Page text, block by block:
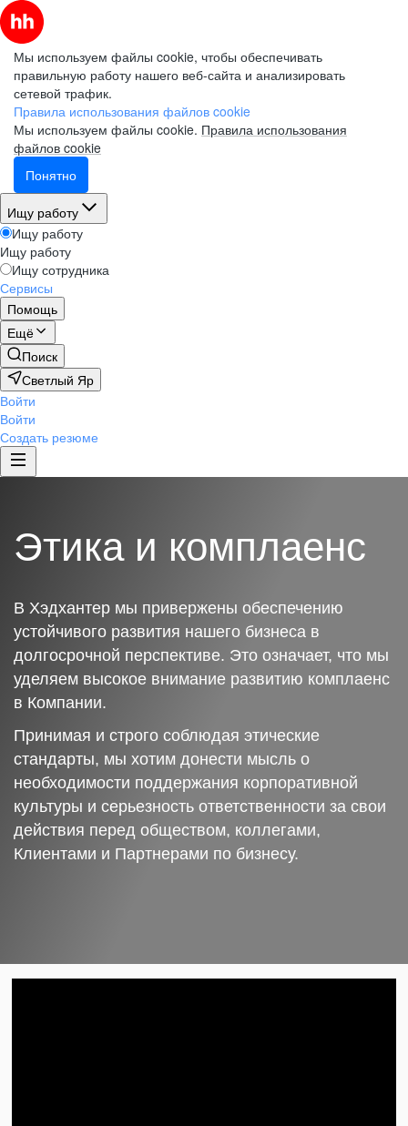
Мы используем файлы cookie, чтобы обеспечивать
правильную работу нашего веб-сайта и анализировать
сетевой трафик.
Правила использования файлов cookie
Мы используем файлы cookie. Правила использования
файлов cookie
Понятно
Ищу работу
Ищу работу
Ищу работу
Ищу сотрудника
Сервисы
Помощь
Ещё
Поиск
Светлый Яр
Войти
Войти
Создать резюме
Этика и комплаенс
В Хэдхантер мы привержены обеспечению
устойчивого развития нашего бизнеса в
долгосрочной перспективе. Это означает, что мы
уделяем высокое внимание развитию комплаенс
в Компании.
Принимая и строго соблюдая этические
стандарты, мы хотим донести мысль о
необходимости поддержания корпоративной
культуры и серьезность ответственности за свои
действия перед обществом, коллегами,
Клиентами и Партнерами по бизнесу.